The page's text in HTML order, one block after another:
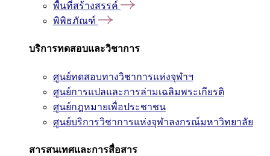
พื้นที่สร้างสรรค์
พิพิธภัณฑ์
บริการทดสอบและวิชาการ
ศูนย์ทดสอบทางวิชาการแห่งจุฬาฯ
ศูนย์การแปลและการล่ามเฉลิมพระเกียรติ
ศูนย์กฎหมายเพื่อประชาชน
ศูนย์บริการวิชาการแห่งจุฬาลงกรณ์มหาวิทยาลัย
สารสนเทศและการสื่อสาร